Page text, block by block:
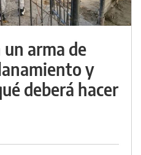
arma de
y
deberá hacer